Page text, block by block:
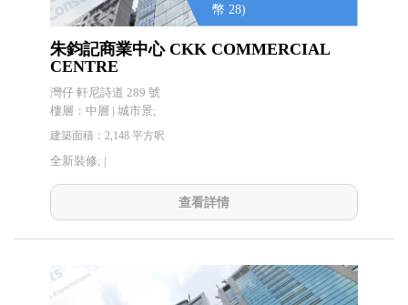
幣 28)
朱鈞記商業中心 CKK COMMERCIAL
CENTRE
灣仔 軒尼詩道 289 號
樓層：中層 | 城市景;
建築面積：2,148 平方呎
全新裝修; |
查看詳情